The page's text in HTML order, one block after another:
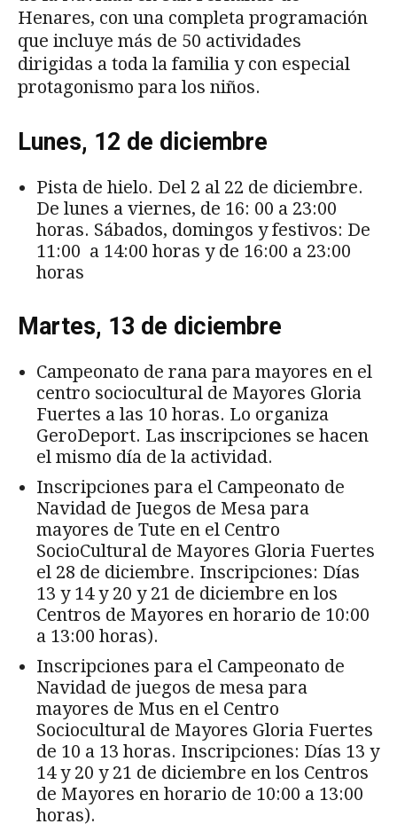
Henares, con una completa programación
que incluye más de 50 actividades
dirigidas a toda la familia y con especial
protagonismo para los niños.
Lunes, 12 de diciembre
Pista de hielo. Del 2 al 22 de diciembre.
De lunes a viernes, de 16: 00 a 23:00
horas. Sábados, domingos y festivos: De
11:00 a 14:00 horas y de 16:00 a 23:00
horas
Martes, 13 de diciembre
Campeonato de rana para mayores en el
centro sociocultural de Mayores Gloria
Fuertes a las 10 horas. Lo organiza
GeroDeport. Las inscripciones se hacen
el mismo día de la actividad.
Inscripciones para el Campeonato de
Navidad de Juegos de Mesa para
mayores de Tute en el Centro
SocioCultural de Mayores Gloria Fuertes
el 28 de diciembre. Inscripciones: Días
13 y 14 y 20 y 21 de diciembre en los
Centros de Mayores en horario de 10:00
a 13:00 horas).
Inscripciones para el Campeonato de
Navidad de juegos de mesa para
mayores de Mus en el Centro
Sociocultural de Mayores Gloria Fuertes
de 10 a 13 horas. Inscripciones: Días 13 y
14 y 20 y 21 de diciembre en los Centros
de Mayores en horario de 10:00 a 13:00
horas).